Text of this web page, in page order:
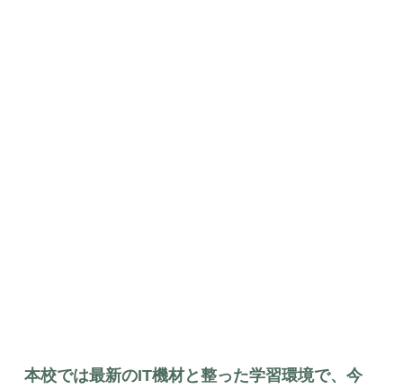
本校では最新のIT機材と整った学習環境で、今